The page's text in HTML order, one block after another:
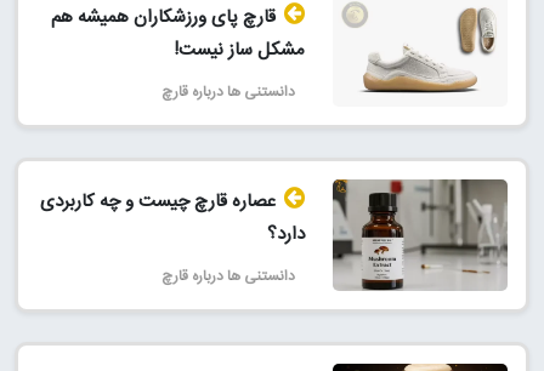
قارچ پای ورزشکاران همیشه هم
مشکل ساز نیست!
دانستنی ها درباره قارچ
عصاره قارچ چیست و چه کاربردی
دارد؟
دانستنی ها درباره قارچ